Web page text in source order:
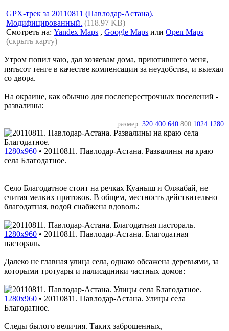
GPX-трек за 20110811 (Павлодар-Астана).
Модифицированный. (118.97 KB)
Смотреть на:Yandex Maps ,Google Maps илиOpen Maps
(скрыть карту)
Утром попил чаю, дал хозяевам дома, приютившего меня,
пятьсот тенге в качестве компенсации за неудобства, и выехал
со двора.
На окраине, как обычно для послеперестрочных поселений -
развалины:
размер: 320 400 640 800 1024 1280
1280x960 • 20110811. Павлодар-Астана. Развалины на краю
села Благодатное.
Село Благодатное стоит на речках Куаныш и Олжабай, не
считая мелких притоков. В общем, местность действительно
благодатная, водой снабжена вдоволь:
1280x960 • 20110811. Павлодар-Астана. Благодатная
пастораль.
Далеко не главная улица села, однако обсажена деревьями, за
которыми тротуары и палисадники частных домов:
1280x960 • 20110811. Павлодар-Астана. Улицы села
Благодатное.
Следы былого величия. Таких заброшенных,